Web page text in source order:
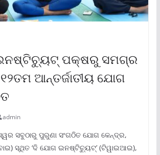
ପକ୍ଷରୁ ସମଗ୍ର
ଆନ୍ତର୍ଜାତୀୟ ଯୋଗ
admin
ସବୁଠାରୁ ପୁରୁଣା ସଂଗଠିତ ଯୋଗ କେନ୍ଦ୍ର,
ସ୍ଥିତ ‘ଦି ଯୋଗ ଇନଷ୍ଟିଚ୍ୟୁଟ୍‌’ (ଟିୱାଇଆଇ),